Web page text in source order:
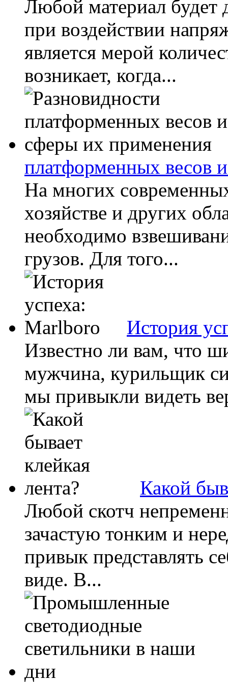
Любой материал будет
при воздействии
является мерой
возникает, когда...
платформенных весов
На многих
хозяйстве и других
необходимо
грузов. Для того...
История
Известно ли вам, что
мужчина, курильщик
мы привыкли видеть
Какой
Любой скотч
зачастую тонким и
привык представлять
виде. В...